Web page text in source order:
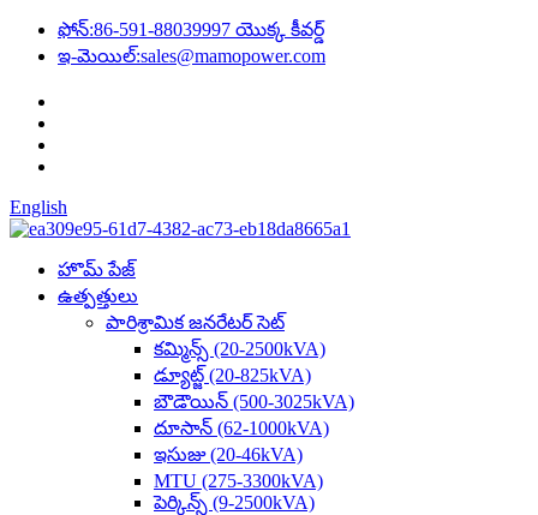
ఫోన్:86-591-88039997 యొక్క కీవర్డ్
ఇ-మెయిల్:sales@mamopower.com
English
హొమ్ పేజ్
ఉత్పత్తులు
పారిశ్రామిక జనరేటర్ సెట్
కమ్మిన్స్ (20-2500kVA)
డ్యూట్జ్ (20-825kVA)
బౌడౌయిన్ (500-3025kVA)
దూసాన్ (62-1000kVA)
ఇసుజు (20-46kVA)
MTU (275-3300kVA)
పెర్కిన్స్ (9-2500kVA)